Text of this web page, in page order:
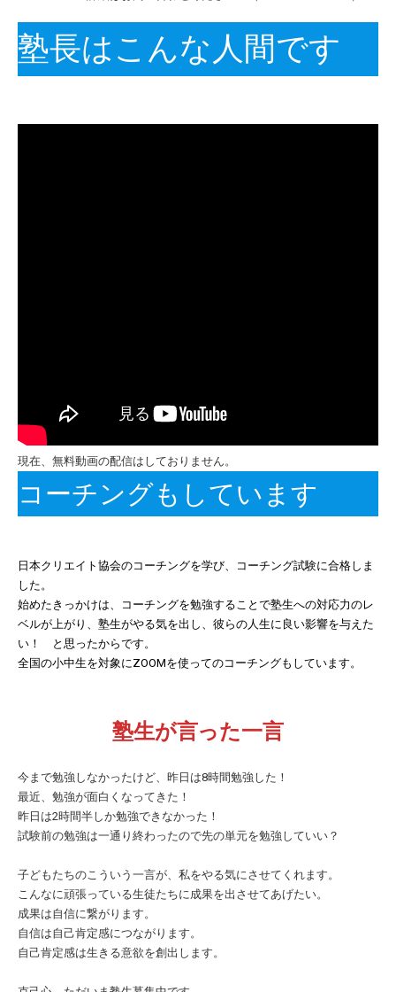
塾長はこんな人間です
現在、無料動画の配信はしておりません。
コーチングもしています
日本クリエイト協会のコーチングを学び、コーチング試験に合格しま
した。
始めたきっかけは、コーチングを勉強することで塾生への対応力のレ
ベルが上がり、塾生がやる気を出し、彼らの人生に良い影響を与えた
い！ と思ったからです。
全国の小中生を対象にZOOMを使ってのコーチングもしています。
塾生が言った一言
今まで勉強しなかったけど、昨日は8時間勉強した！
最近、勉強が面白くなってきた！
昨日は2時間半しか勉強できなかった！
試験前の勉強は一通り終わったので先の単元を勉強していい？
子どもたちのこういう一言が、私をやる気にさせてくれます。
こんなに頑張っている生徒たちに成果を出させてあげたい。
成果は自信に繋がります。
自信は自己肯定感につながります。
自己肯定感は生きる意欲を創出します。